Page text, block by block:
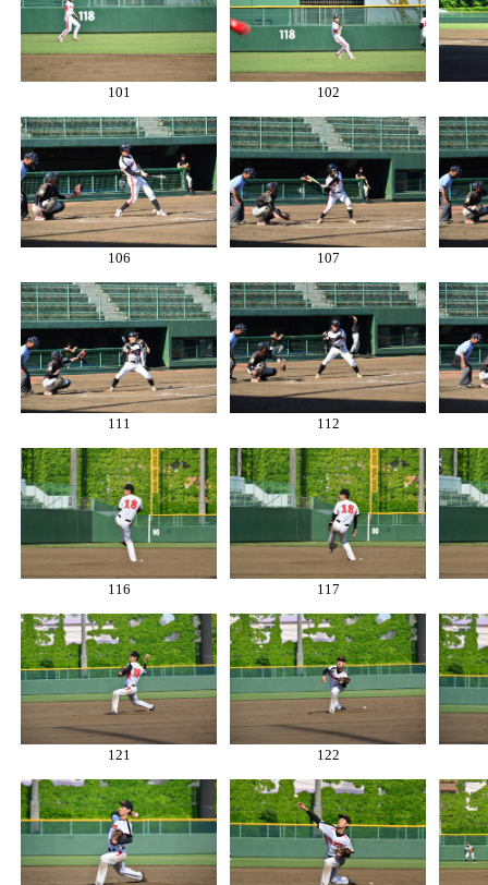
101 102
106 107
111 112
116 117
121 122